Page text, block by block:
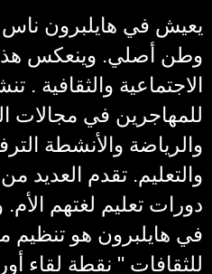
وطن أصلي. وينعكس هذا
للمهاجرين في مجالات
والرياضة والأنشطة
والتعليم. تقدم العديد
دورات تعليم لغتهم الأم.
في هايلبرون هو
للثقافات " نقطة لقاء